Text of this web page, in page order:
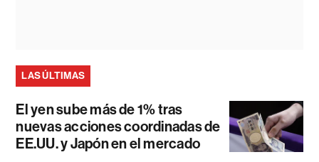
LAS ÚLTIMAS
El yen sube más de 1% tras
nuevas acciones coordinadas de
EE.UU. y Japón en el mercado